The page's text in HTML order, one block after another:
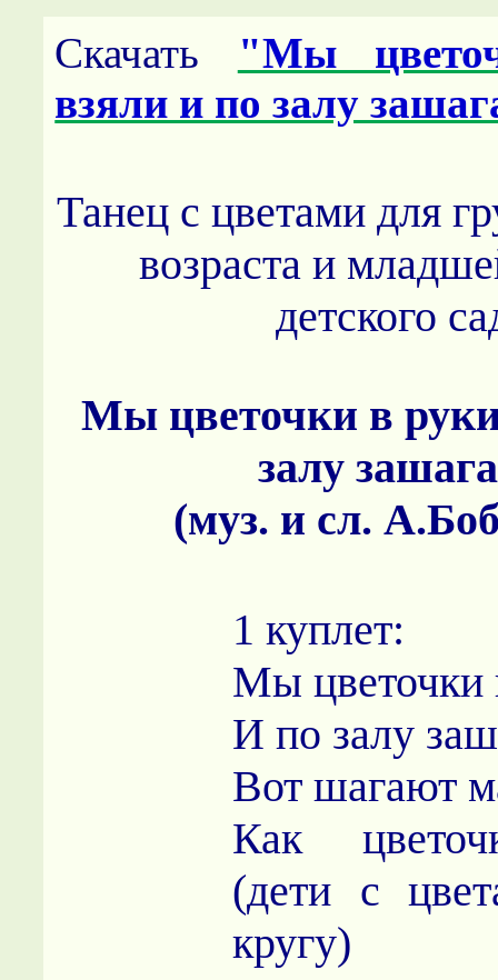
Скачать "Мы
взяли и по залу
Танец с цветами для
возраста и
детского
Мы цветочки в
залу
(муз. и сл.
1 куплет:
Мы цветочки
И по залу
Вот шагают
Как
(дети с
кругу)